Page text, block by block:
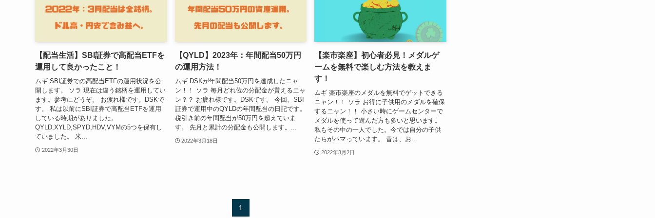
【配当生活】SBI証券で高配当ETFを
運用して良かったこと！
ムギ SBI証券での高配当ETFの運用状況を公
開します。 ソラ 現在は違う銘柄を運用してい
ます。参考にどうぞ。 お疲れ様です。DSKで
す。 私は以前にSBI証券で高配当ETFを運用
している時期がありました。
QYLD,XYLD,SPYD,HDV,VYMの5つを保有し
ていました。 米...
2022年3月30日
【QYLD】2023年：年間配当50万円
の運用方法！
ムギ DSKが年間配当50万円を達成したニャ
ン！！ ソラ 毎月どれ位の分配金が貰えるニャ
ン？？ お疲れ様です。DSKです。 今回、SBI
証券で運用中のQYLDの年間配当の日記です。
税引き前の年間配当が50万円を超えていま
す。 先月と累計の分配金も公開します。...
2022年3月18日
【楽市楽座】初心者必見！メダルゲ
ームを無料で楽しむ方法を教えま
す！
ムギ 楽市楽座のメダルを無料でゲットできる
ニャン！！ ソラ お得に子供用のメダルを確保
するニャン！！ 小さい時にゲームセンターで
メダルを使って遊んだ方も多いと思います。
私もその中の一人でした。今では自分の子供
たちがハマっています。 昔は、お...
2022年3月2日
1